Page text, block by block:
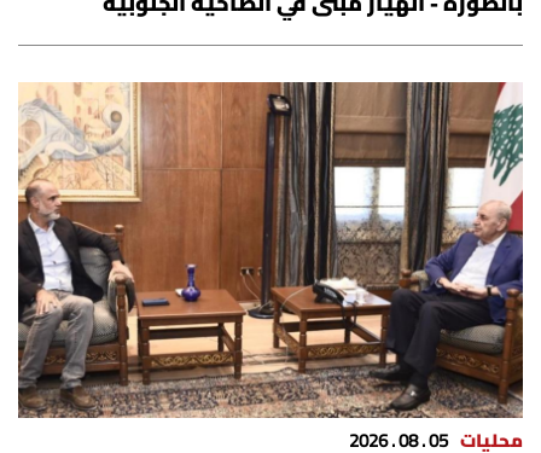
محليات 05 . 08 . 2026